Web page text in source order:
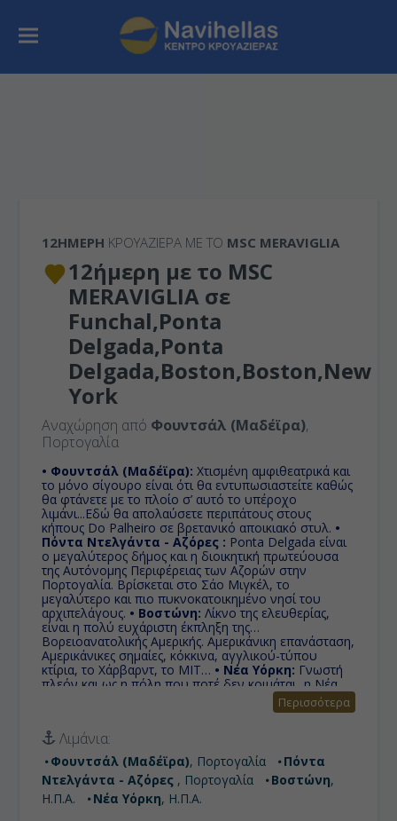
12ΉΜΕΡΗ ΚΡΟΥΑΖΙΕΡΑ ΜΕ ΤΟ MSC MERAVIGLIA
12ήμερη με το MSC
MERAVIGLIA σε
Funchal,Ponta
Delgada,Ponta
Delgada,Boston,Boston,New
York
Αναχώρηση από Φουντσάλ (Μαδέϊρα),
Πορτογαλία
• Φουντσάλ (Μαδέϊρα): Χτισμένη αμφιθεατρικά και
το μόνο σίγουρο είναι ότι θα εντυπωσιαστείτε καθώς
θα φτάνετε με το πλοίο σ’ αυτό το υπέροχο
λιμάνι...Εδώ θα απολαύσετε περιπάτους στους
κήπους Do Palheiro σε βρετανικό αποικιακό στυλ. •
Πόντα Ντελγάντα - Αζόρες : Ponta Delgada είναι
ο μεγαλύτερος δήμος και η διοικητική πρωτεύουσα
της Αυτόνομης Περιφέρειας των Αζορών στην
Πορτογαλία. Βρίσκεται στο Σάο Μιγκέλ, τo
μεγαλύτερo και πιο πυκνοκατοικημένo νησί του
αρχιπελάγους. • Βοστώνη: Λίκνο της ελευθερίας,
είναι η πολύ ευχάριστη έκπληξη της
Βορειοανατολικής Αμερικής. Αμερικάνικη επανάσταση,
Αμερικάνικες σημαίες, κόκκινα, αγγλικού-τύπου
κτίρια, το Χάρβαρντ, το ΜΙΤ… • Νέα Υόρκη: Γνωστή
πλεόν και ως η πόλη που ποτέ δεν κοιμάται...η Νέα
Περισσότερα
Λιμάνια:
Φουντσάλ (Μαδέϊρα), Πορτογαλία
Πόντα
Ντελγάντα - Αζόρες , Πορτογαλία Βοστώνη,
Η.Π.Α.
Νέα Υόρκη, Η.Π.Α.